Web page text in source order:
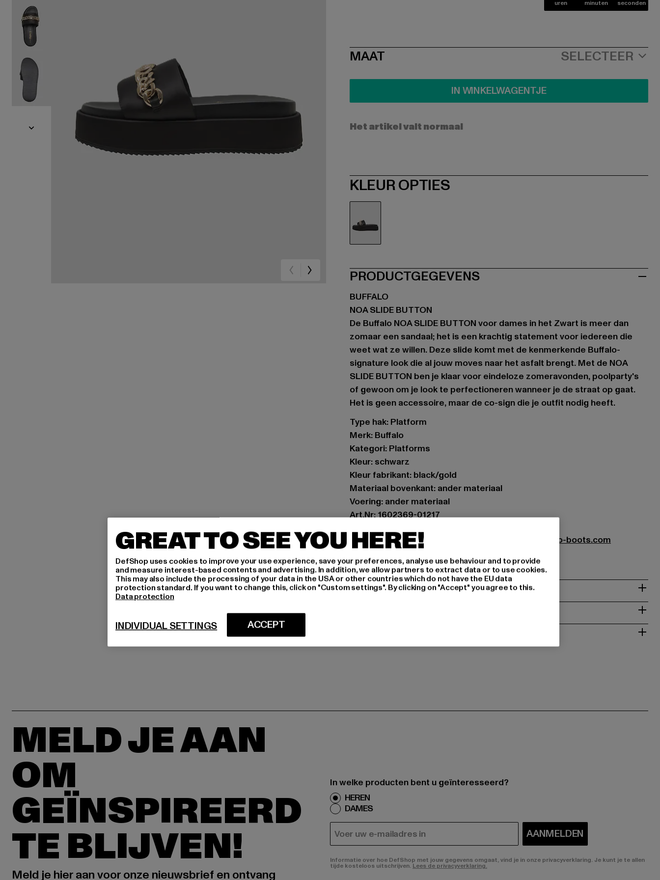
uren minuten seconden
SIZE
MAAT SELECTEER
IN WINKELWAGENTJE
Het artikel valt normaal
KLEUR OPTIES
PRODUCTGEGEVENS
BUFFALO
NOA SLIDE BUTTON
De Buffalo NOA SLIDE BUTTON voor dames in het Zwart is meer dan
zomaar een sandaal; het is een krachtig statement voor iedereen die
weet wat ze willen. Deze slide komt met de kenmerkende Buffalo-
signature look die al jouw moves naar het asfalt brengt. Met de NOA
SLIDE BUTTON ben je klaar voor eindeloze zomeravonden, poolparty's
of gewoon om je look te perfectioneren wanneer je de straat op gaat.
Het is geen accessoire, maar de co-sign die je outfit nodig heeft.
Type hak: Platform
Merk: Buffalo
Kategori: Platforms
Kleur: schwarz
Kleur fabrikant: black/gold
Materiaal bovenkant: ander materiaal
Voering: ander materiaal
Art.Nr: 1602369-01217
Fabrikant: Buffalo Boots GmbH |
service-de@buffalo-boots.com
MAAT
MELD JE AAN
OM
GEÏNSPIREERD
TE BLIJVEN!
Meld je hier aan voor onze nieuwsbrief en ontvang
In welke producten bent u geïnteresseerd?
HEREN
DAMES
E-MAIL AANMELDEN
Informatie over hoe DefShop met jouw gegevens omgaat, vind je in onze privacyverklaring. Je kunt je te allen
tijde kosteloos uitschrijven. Lees de privacyverklaring.
GREAT TO SEE YOU HERE!
DefShop uses cookies to improve your use experience, save your preferences, analyse use behaviour and to provide
and measure interest-based contents and advertising. In addition, we allow partners to extract data or to use cookies.
This may also include the processing of your data in the USA or other countries which do not have the EU data
protection standard. If you want to change this, click on "Custom settings". By clicking on "Accept" you agree to this.
Data protection
ACCEPT
INDIVIDUAL SETTINGS